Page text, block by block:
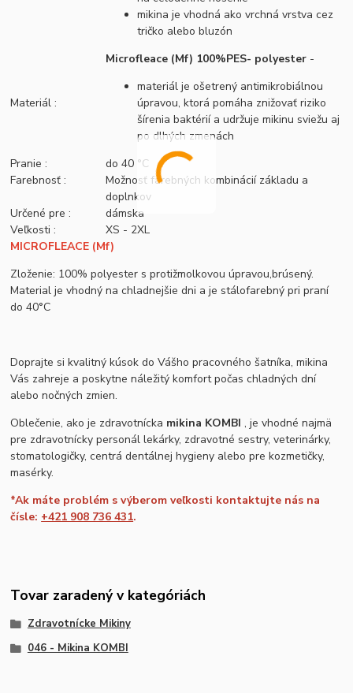
mikina je vhodná ako vrchná vrstva cez
tričko alebo bluzón
Materiál :
Microfleace (Mf) 100%PES- polyester -
materiál je ošetrený antimikrobiálnou
úpravou, ktorá pomáha znižovať riziko
šírenia baktérií a udržuje mikinu sviežu aj
po dlhých zmenách
Pranie :
do 40 °C
Farebnosť :
Možnosť farebných kombinácií základu a
doplnkov
Určené pre :
dámska
Veľkosti :
XS - 2XL
MICROFLEACE (Mf)
Zloženie: 100% polyester s protižmolkovou úpravou,brúsený.
Material je vhodný na chladnejšie dni a je stálofarebný pri praní
do 40°C
Doprajte si kvalitný kúsok do Vášho pracovného šatníka, mikina
Vás zahreje a poskytne náležitý komfort počas chladných dní
alebo nočných zmien.
Oblečenie, ako je zdravotnícka mikina KOMBI , je vhodné najmä
pre zdravotnícky personál lekárky, zdravotné sestry, veterinárky,
stomatologičky, centrá dentálnej hygieny alebo pre kozmetičky,
masérky.
*Ak máte problém s výberom veľkosti kontaktujte nás na
čísle: +421 908 736 431.
Tovar zaradený v kategóriách
Zdravotnícke Mikiny
046 - Mikina KOMBI